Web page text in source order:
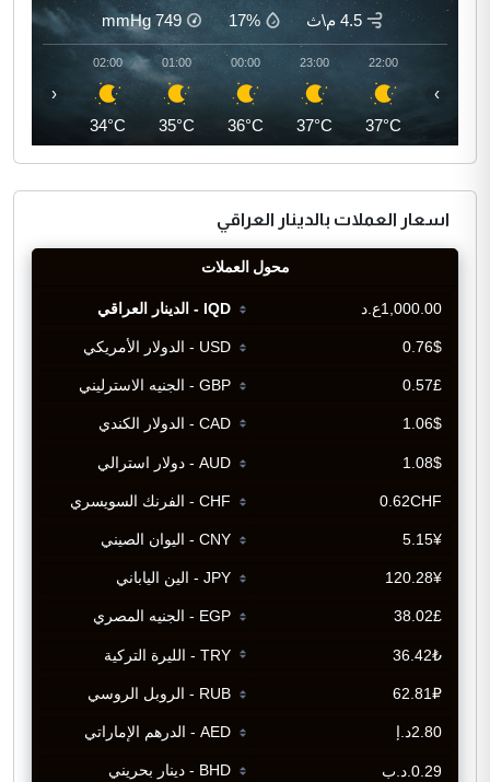
4.5 م\ث 17%
749
mmHg
22:00
37°C
23:00
37°C
00:00
36°C
01:00
35°C
02:00
34°C
‹ ›
اسعار العملات بالدينار العراقي